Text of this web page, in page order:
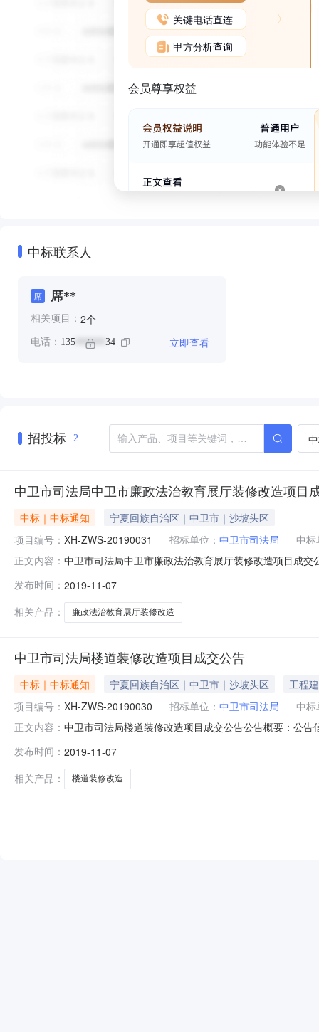
关键电话直连
甲方分析查询
会员尊享权益
中标联系人
席 席**
相关项目： 2个
电话： 135 ****** 34 立即查看
招投标 2
中卫市司法局中卫市廉政法治教育展厅装修改造项目
中标｜中标通知
宁夏回族自治区｜中卫市｜沙坡头区
项目编号： XH-ZWS-20190031 招标单位： 中卫市司法局
中标
正文内容： 中卫市司法局中卫市廉政法治教育展厅装修改造项目成
吕学森李建红王新立（采购人）总成交金额￥9.380000
政
发布时间： 2019-11-07
相关产品：
廉政法治教育展厅装修改造
中卫市司法局楼道装修改造项目成交公告
中标｜中标通知 宁夏回族自治区｜中卫市｜沙坡头区
工程
项目编号： XH-ZWS-20190030 招标单位： 中卫市司法局
中标
正文内容： 中卫市司法局楼道装修改造项目成交公告公告概要：公
人员名单吕学森李建红王新立（采购人）总成交金额￥
址
发布时间： 2019-11-07
相关产品：
楼道装修改造